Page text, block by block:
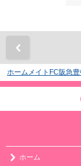
ホームメイトFC阪急
ホーム